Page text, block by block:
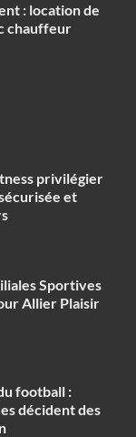
: location de
chauffeur
privilégier
et
Sportives
Allier Plaisir
football :
décident des